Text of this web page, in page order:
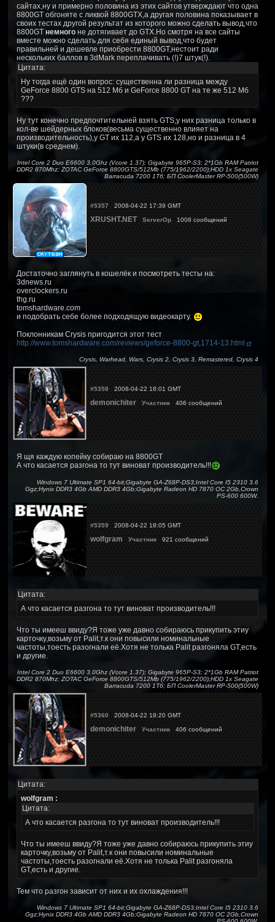
сайтах,ну и примерно половина из этих сайтов утверждают что одна
8800GT обгоняте с ликвой 8800GTX,а другая половина показывает в
своих тестах другой результат из которого можно сделать вывод,что
8800GT немного не дотягивает до GTX.Но смотря на все сайты
вместе можно сделать для себя единый вывод,что будет
правильней и дешевле приобрести 8800GT,нестоит ради
нескольких баллов в 3dMark переплачивать (!)7 штук(!).
Цитата:
Ну тогда ещё один вопрос: существенна ли разница между
GeForce 8800 GTS на 512 Мб и GeForce 8800 GT на те же 512 Мб
???
Ну тут конечно предпочтительней взять GTS,у них разница только в
кол-ве шейдерных блоков(весьма существенно влияет на
производительность),у GT их 112,а у GTS их 128,но и разница в 4
штуки(в среднем).
Intel Core 2 Duo E6600 3.0Ghz (Vcore 1.37); Gigabyte 965P-S3; 2*1Gb RAM Patriot
DDR2 870Mhz; ZOTAC GeForce 8800GTS/512Mb (775/1962/2200);HDD 1x Seagate
Barracuda 7200 1Тб; БП CoolerMaster RP-500(500W)
#5357 2008-04-22 17:39 GMT
XRUSHT.NET ServerOp 1008 сообщений
Достаточно заглянуть в кошелёк и посмотреть тесты на:
3dnews.ru
overclockers.ru
thg.ru
tomshardware.com
и подобрать себе более подходящую видеокарту.
Поклонникам Crysis пригодится этот тест
http://www.tomshardware.com/reviews/geforce-8800-gt,1714-13.html
Crysis, Warhead, Wars, Crysis 2, Crysis 3, Remastered, Crysis 4
#5358 2008-04-22 18:01 GMT
demonichiter Участник 406 сообщений
Я щя каждую копейку собираю на 8800GT
А что касается разгона то тут виноват производитель!!!
Windows 7 Ultimate SP1 64-bit;Gigabyte GA-Z68P-DS3;Intel Core I5 2310 3.6
Ggz;Hynix DDR3 4Gb AMD DDR3 4Gb;Gigabyte Radeon HD 7870 OC 2Gb,Crown
PS-600 600W.
#5359 2008-04-22 18:05 GMT
wolfgram Участник 921 сообщений
Цитата:
А что касается разгона то тут виноват производитель!!!
Что ты имееш ввиду?Я тоже уже давно собираюсь прикупить этиу
карточку,возьму от Palit,т.к они повысили номинальные
частоты,тоесть разогнали её.Хотя не толька Palit разгоняла GT,есть
и другие.
Intel Core 2 Duo E6600 3.0Ghz (Vcore 1.37); Gigabyte 965P-S3; 2*1Gb RAM Patriot
DDR2 870Mhz; ZOTAC GeForce 8800GTS/512Mb (775/1962/2200);HDD 1x Seagate
Barracuda 7200 1Тб; БП CoolerMaster RP-500(500W)
#5360 2008-04-22 18:20 GMT
demonichiter Участник 406 сообщений
Цитата:
wolfgram :
Цитата:
А что касается разгона то тут виноват производитель!!!
Что ты имееш ввиду?Я тоже уже давно собираюсь прикупить этиу
карточку,возьму от Palit,т.к они повысили номинальные
частоты,тоесть разогнали её.Хотя не толька Palit разгоняла
GT,есть и другие.
Тем что разгон зависит от них и их охлаждения!!!
Windows 7 Ultimate SP1 64-bit;Gigabyte GA-Z68P-DS3;Intel Core I5 2310 3.6
Ggz;Hynix DDR3 4Gb AMD DDR3 4Gb;Gigabyte Radeon HD 7870 OC 2Gb,Crown